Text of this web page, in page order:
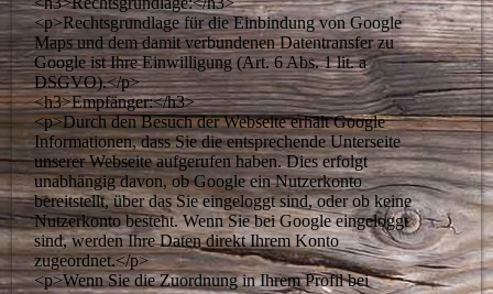
<p>Rechtsgrundlage für die Einbindung von Google
Maps und dem damit verbundenen Datentransfer zu
Google ist Ihre Einwilligung (Art. 6 Abs. 1 lit. a
DSGVO).</p>
<h3>Empfänger:</h3>
<p>Durch den Besuch der Webseite erhält Google
Informationen, dass Sie die entsprechende Unterseite
unserer Webseite aufgerufen haben. Dies erfolgt
unabhängig davon, ob Google ein Nutzerkonto
bereitstellt, über das Sie eingeloggt sind, oder ob keine
Nutzerkonto besteht. Wenn Sie bei Google eingeloggt
sind, werden Ihre Daten direkt Ihrem Konto
zugeordnet.</p>
<p>Wenn Sie die Zuordnung in Ihrem Profil bei